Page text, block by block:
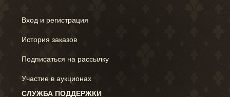
Вход и регистрация
История заказов
Подписаться на рассылку
Участие в аукционах
СЛУЖБА ПОДДЕРЖКИ